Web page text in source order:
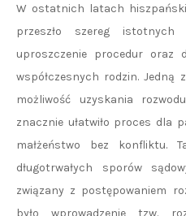
W ostatnich latach
przeszło szereg
uproszczenie procedur oraz
współczesnych rodzin. Jedną
możliwość uzyskania
znacznie ułatwiło proces dla
małżeństwo bez konfliktu.
długotrwałych sporów
związany z postępowaniem
było wprowadzenie tzw.